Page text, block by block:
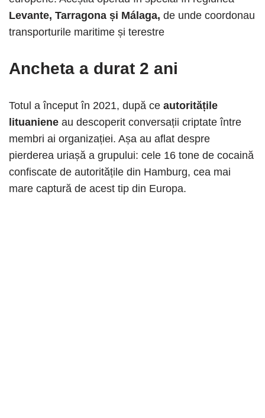
Levante, Tarragona și Málaga, de unde coordonau
transporturile maritime și terestre
Ancheta a durat 2 ani
Totul a început în 2021, după ce autoritățile
lituaniene au descoperit conversații criptate între
membri ai organizației. Așa au aflat despre
pierderea uriașă a grupului: cele 16 tone de cocaină
confiscate de autoritățile din Hamburg, cea mai
mare captură de acest tip din Europa.